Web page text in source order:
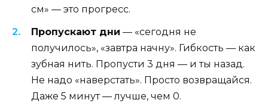
см» — это прогресс.
Пропускают дни — «сегодня не
получилось», «завтра начну». Гибкость — как
зубная нить. Пропусти 3 дня — и ты назад.
Не надо «наверстать». Просто возвращайся.
Даже 5 минут — лучше, чем 0.